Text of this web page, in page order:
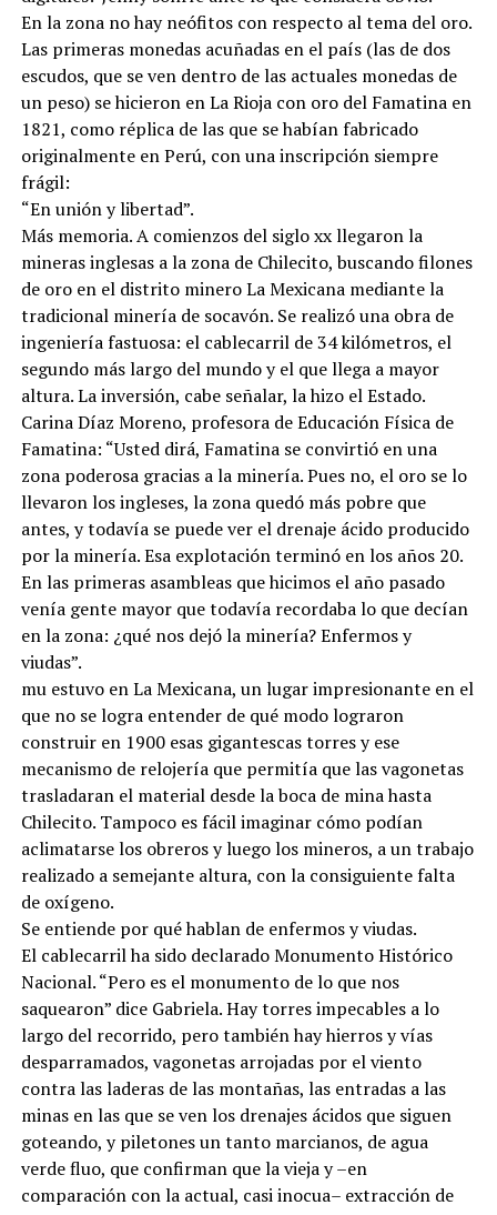
En la zona no hay neófitos con respecto al tema del oro.
Las primeras monedas acuñadas en el país (las de dos
escudos, que se ven dentro de las actuales monedas de
un peso) se hicieron en La Rioja con oro del Famatina en
1821, como réplica de las que se habían fabricado
originalmente en Perú, con una inscripción siempre
frágil:
“En unión y libertad”.
Más memoria. A comienzos del siglo xx llegaron la
mineras inglesas a la zona de Chilecito, buscando filones
de oro en el distrito minero La Mexicana mediante la
tradicional minería de socavón. Se realizó una obra de
ingeniería fastuosa: el cablecarril de 34 kilómetros, el
segundo más largo del mundo y el que llega a mayor
altura. La inversión, cabe señalar, la hizo el Estado.
Carina Díaz Moreno, profesora de Educación Física de
Famatina: “Usted dirá, Famatina se convirtió en una
zona poderosa gracias a la minería. Pues no, el oro se lo
llevaron los ingleses, la zona quedó más pobre que
antes, y todavía se puede ver el drenaje ácido producido
por la minería. Esa explotación terminó en los años 20.
En las primeras asambleas que hicimos el año pasado
venía gente mayor que todavía recordaba lo que decían
en la zona: ¿qué nos dejó la minería? Enfermos y
viudas”.
mu estuvo en La Mexicana, un lugar impresionante en el
que no se logra entender de qué modo lograron
construir en 1900 esas gigantescas torres y ese
mecanismo de relojería que permitía que las vagonetas
trasladaran el material desde la boca de mina hasta
Chilecito. Tampoco es fácil imaginar cómo podían
aclimatarse los obreros y luego los mineros, a un trabajo
realizado a semejante altura, con la consiguiente falta
de oxígeno.
Se entiende por qué hablan de enfermos y viudas.
El cablecarril ha sido declarado Monumento Histórico
Nacional. “Pero es el monumento de lo que nos
saquearon” dice Gabriela. Hay torres impecables a lo
largo del recorrido, pero también hay hierros y vías
desparramados, vagonetas arrojadas por el viento
contra las laderas de las montañas, las entradas a las
minas en las que se ven los drenajes ácidos que siguen
goteando, y piletones un tanto marcianos, de agua
verde fluo, que confirman que la vieja y –en
comparación con la actual, casi inocua– extracción de